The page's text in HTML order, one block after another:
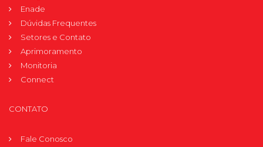
Enade
Dúvidas Frequentes
Setores e Contato
Aprimoramento
Monitoria
Connect
CONTATO
Fale Conosco